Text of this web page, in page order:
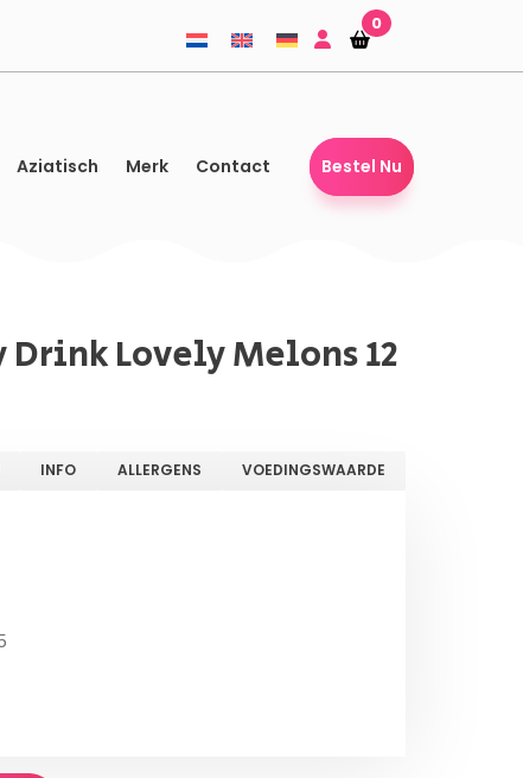
Winkelmandje
Winkelmandje
0
Aziatisch Merk Contact Bestel Nu
Drink Lovely Melons 12
INFO ALLERGENS VOEDINGSWAARDE